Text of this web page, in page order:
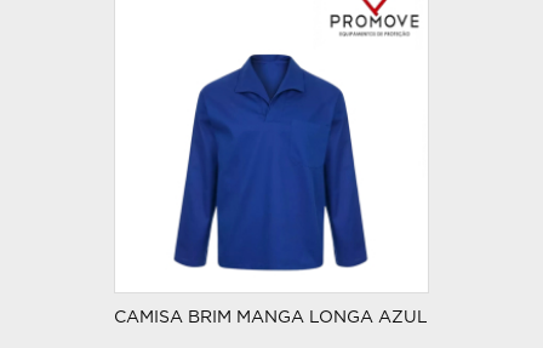
CAMISA BRIM MANGA LONGA AZUL